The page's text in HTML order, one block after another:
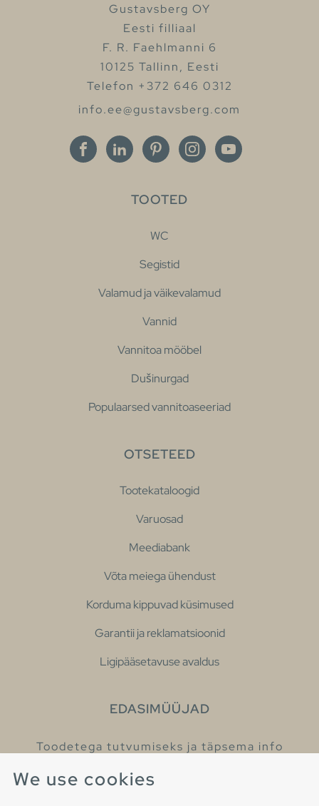
We use cookies
Gustavsberg OY
Eesti filliaal
F. R. Faehlmanni 6
10125 Tallinn, Eesti
Telefon +372 646 0312
info.ee@gustavsberg.com
TOOTED
WC
Segistid
Valamud ja väikevalamud
Vannid
Vannitoa mööbel
Dušinurgad
Populaarsed vannitoaseeriad
OTSETEED
Tootekataloogid
Varuosad
Meediabank
Võta meiega ühendust
Korduma kippuvad küsimused
Garantii ja reklamatsioonid
Ligipääsetavuse avaldus
EDASIMÜÜJAD
Toodetega tutvumiseks ja täpsema info